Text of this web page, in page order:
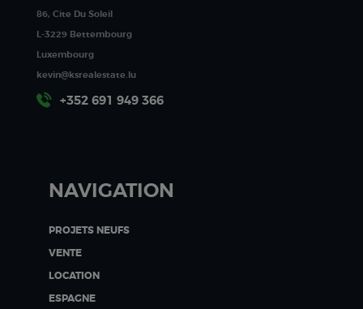
86, Cite Du Soleil
L-3229 Bettembourg
Luxembourg
kevin@ksrealestate.lu
+352 691 949 366
NAVIGATION
PROJETS NEUFS
VENTE
LOCATION
ESPAGNE